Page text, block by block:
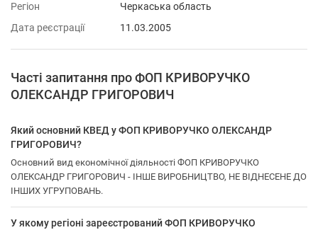
Регіон
Черкаська область
Дата реєстрації
11.03.2005
Часті запитання про ФОП КРИВОРУЧКО
ОЛЕКСАНДР ГРИГОРОВИЧ
Який основний КВЕД у ФОП КРИВОРУЧКО ОЛЕКСАНДР
ГРИГОРОВИЧ?
Основний вид економічної діяльності ФОП КРИВОРУЧКО
ОЛЕКСАНДР ГРИГОРОВИЧ - IНШЕ ВИРОБНИЦТВО, НЕ ВIДНЕСЕНЕ ДО
IНШИХ УГРУПОВАНЬ.
У якому регіоні зареєстрований ФОП КРИВОРУЧКО